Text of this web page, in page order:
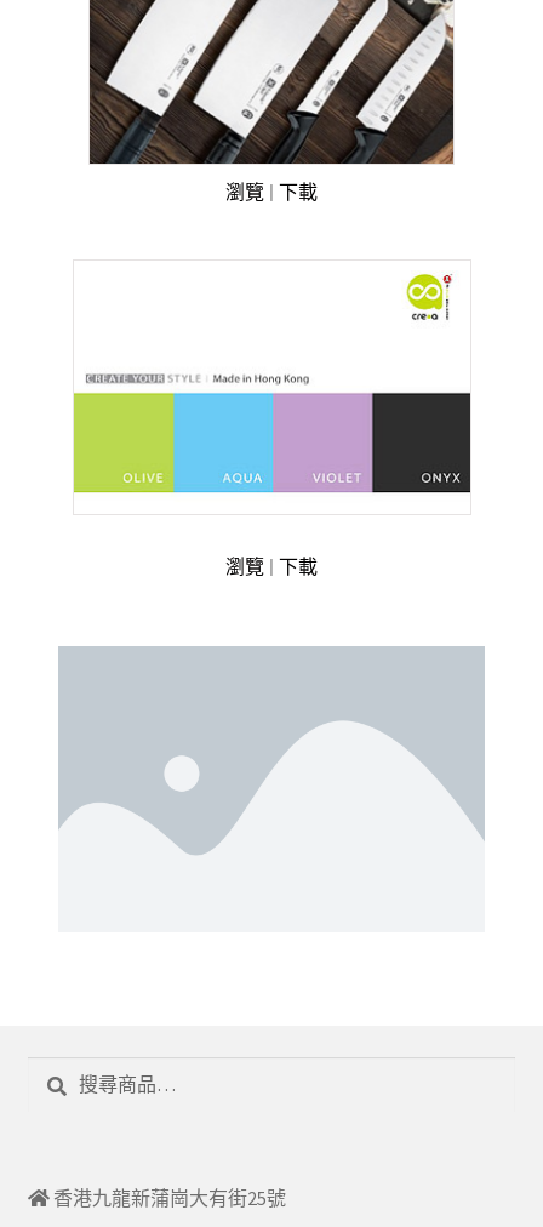
瀏覽 下載
瀏覽 | 下載
香港九龍新蒲崗大有街25號